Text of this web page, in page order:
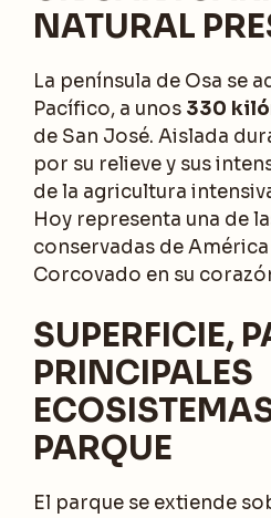
NATURAL
La península de Osa se
Pacífico, a unos 330
de San José. Aislada
por su relieve y sus
de la agricultura
Hoy representa una de
conservadas de
Corcovado en su
SUPERFICIE,
PRINCIPALES
PARQUE
El parque se extiende